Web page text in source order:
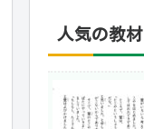
人気の教材